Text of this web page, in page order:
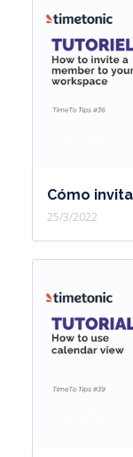
Cómo
25/3/2022